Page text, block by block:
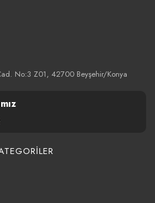
No:3 Z01, 42700 Beyşehir/Konya